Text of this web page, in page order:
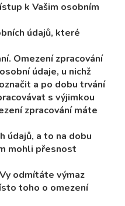
k Vašim osobním
údajů, které
Omezení zpracování
údaje, u nichž
a po dobu trvání
s výjimkou
zpracování máte
údajů, a to na dobu
mohli přesnost
odmítáte výmaz
toho o omezení